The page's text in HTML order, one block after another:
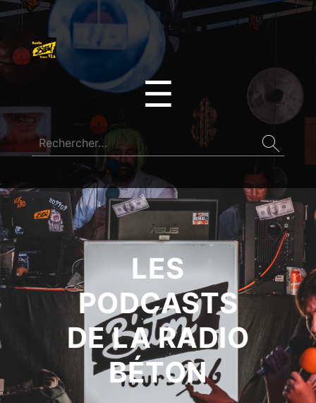
☰
LES
PODCASTS
DE LA RADIO
BÉTON